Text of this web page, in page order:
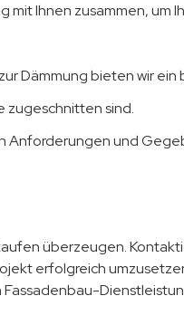
Ihnen zusammen, um
Dämmung bieten wir ein
zugeschnitten sind.
Anforderungen und
überzeugen.
erfolgreich